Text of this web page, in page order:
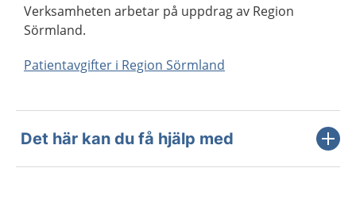
Verksamheten arbetar på uppdrag av Region
Sörmland.
Patientavgifter i Region Sörmland
Det här kan du få hjälp med